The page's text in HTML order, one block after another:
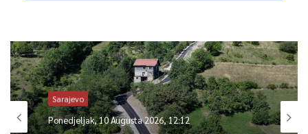
Bosni i Hercegovini još uvijek potrebna takva međunarodna
podrška. Ja ću obavljati tu funkciju u nadi da u nekom trenutku
sam sebe učinim suvišnim – rekao je.
Misli da se moraju razjasniti tri pitanja.
Sarajevo
Ponedjeljak, 10 Augusta 2026, 12:12